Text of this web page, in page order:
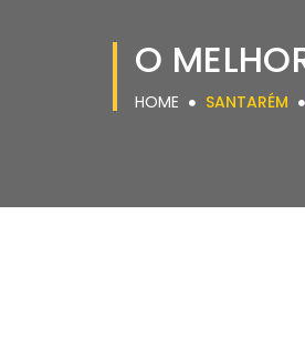
O
HOME SANTARÉM